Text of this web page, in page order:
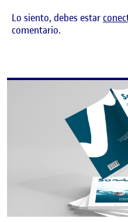
Lo siento, debes estar
comentario.